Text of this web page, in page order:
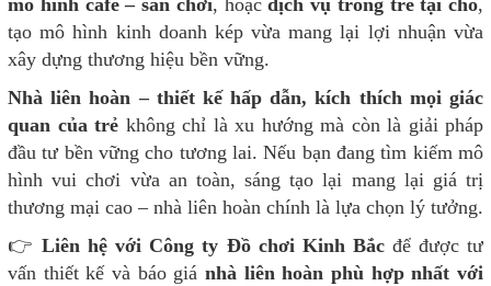
mô hình cafe – sân chơi, hoặcdịch vụ trông trẻ tại chỗ,
tạo mô hình kinh doanh kép vừa mang lại lợi nhuận vừa
xây dựng thương hiệu bền vững.
Nhà liên hoàn – thiết kế hấp dẫn, kích thích mọi giác
quan của trẻ không chỉ là xu hướng mà còn là giải pháp
đầu tư bền vững cho tương lai. Nếu bạn đang tìm kiếm mô
hình vui chơi vừa an toàn, sáng tạo lại mang lại giá trị
thương mại cao – nhà liên hoàn chính là lựa chọn lý tưởng.
👉Liên hệ với Công ty Đồ chơi Kinh Bắcđể được tư
vấn thiết kế và báo giá nhà liên hoàn phù hợp nhất với